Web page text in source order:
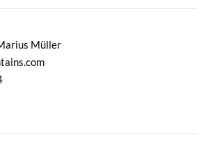
Müller